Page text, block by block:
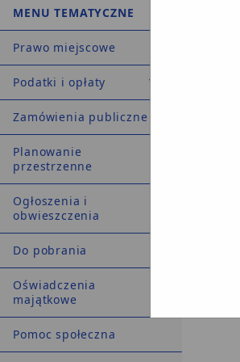
MENU TEMATYCZNE
Prawo miejscowe
Podatki i opłaty
Zamówienia publiczne
Planowanie
przestrzenne
Ogłoszenia i
obwieszczenia
Do pobrania
Oświadczenia
majątkowe
Pomoc społeczna